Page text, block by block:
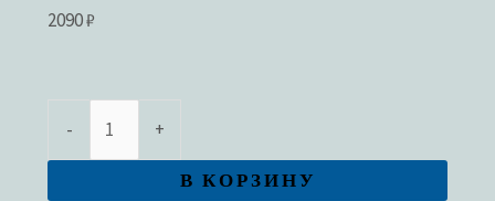
2090₽
- +
В КОРЗИНУ